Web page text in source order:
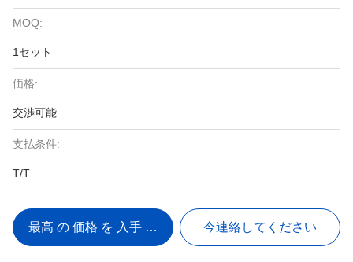
MOQ:
1セット
価格:
交渉可能
支払条件:
T/T
最高 の 価格 を 入手 する 今連絡してください